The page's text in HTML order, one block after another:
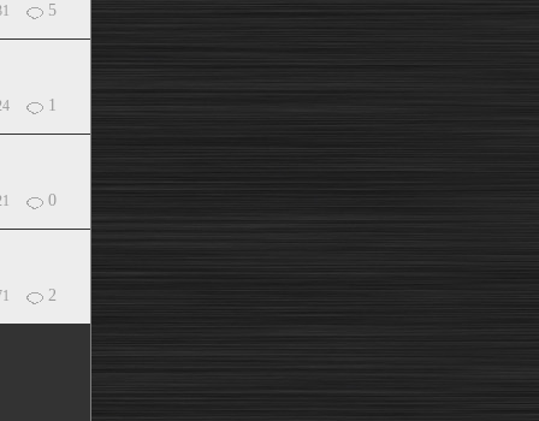
5
1
0
2